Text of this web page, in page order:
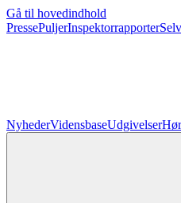
Gå til hovedindhold
PressePuljerInspektorrapporter
NyhederVidensbaseUdgivelser